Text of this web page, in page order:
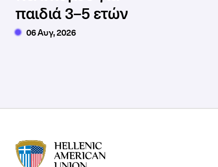
παιδιά 3–5 ετών
06 Αυγ, 2026